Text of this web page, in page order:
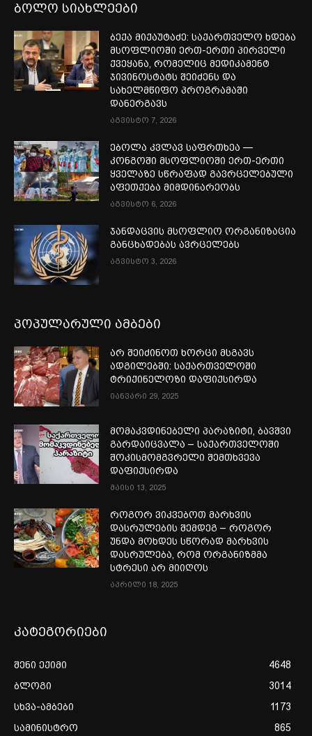
ბოლო სიახლეები
ბექა მიქაუტაძე: საქართველო ხდება
მსოფლიოში ერთ-ერთი პირველი
ქვეყანა, რომელიც მედიკამენტ
ჯივინოსტატს შეიძენს და
სახელმწიფო პროგრამაში
დანერგავს
აგვისტო 7, 2026
ებოლა კვლავ საფრთხეა —
კონგოში მსოფლიოში ერთ-ერთი
ყველაზე სწრაფად გავრცელებული
აფეთქება მიმდინარეობს
აგვისტო 6, 2026
ჯანდაცვის მსოფლიო ორგანიზაცია
განცხადებას ავრცელებს
აგვისტო 3, 2026
პოპულარული ამბები
არ შეიძინოთ ხორცი მსგავს
ადგილებში: საქართველოში
ტრიქინელოზი დაფიქსირდა
იანვარი 29, 2025
მომაკვდინებელი პარაზიტი, ბავშვი
გარდაიცვალა – საქართველოში
შოკისმომგვრელი შემთხვევა
დაფიქსირდა
მაისი 13, 2025
როგორ ვიკვებოთ მარხვის
დასრულების შემდეგ – როგორ
უნდა მოხდეს სწორად მარხვის
დასრულება, რომ ორგანიზმმა
სტრესი არ მიიღოს
აპრილი 18, 2025
კატეგორიები
შენი ექიმი
4648
ბლოგი
3014
სხვა-ამბები
1173
სამინისტრო
865